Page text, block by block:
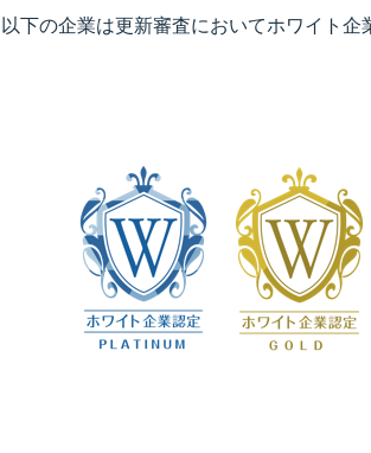
以下の企業は更新審査においてホワイト企